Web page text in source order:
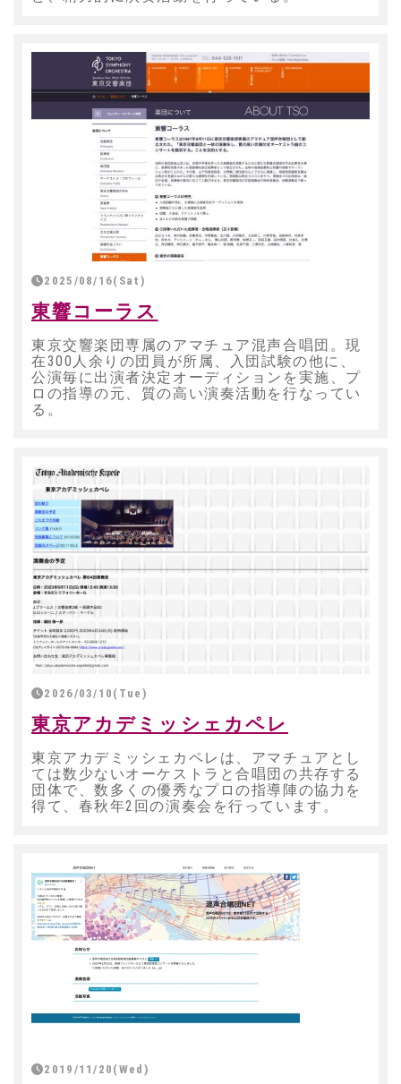
2025/08/16(Sat)
東響コーラス
東京交響楽団専属のアマチュア混声合唱団。現
在300人余りの団員が所属、入団試験の他に、
公演毎に出演者決定オーディションを実施、プ
ロの指導の元、質の高い演奏活動を行なってい
る。
2026/03/10(Tue)
東京アカデミッシェカペレ
東京アカデミッシェカペレは、アマチュアとし
ては数少ないオーケストラと合唱団の共存する
団体で、数多くの優秀なプロの指導陣の協力を
得て、春秋年2回の演奏会を行っています。
2019/11/20(Wed)